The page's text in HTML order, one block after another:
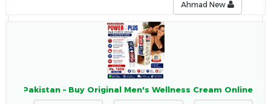
in Pakistan – Buy Original Men's Wellness Cream Online